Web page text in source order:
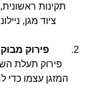
תקינות
ציוד מגן,
פירוק
פירוק תעלת
המזגן עצמו